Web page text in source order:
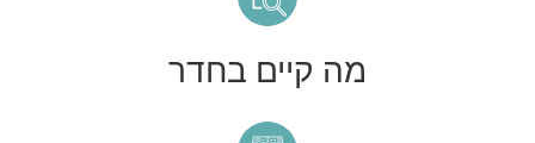
מה קיים בחדר